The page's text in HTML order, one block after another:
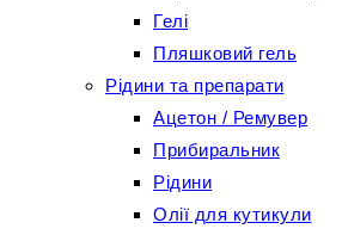
Гелі
Пляшковий гель
Рідини та препарати
Ацетон / Ремувер
Прибиральник
Рідини
Олії для кутикули